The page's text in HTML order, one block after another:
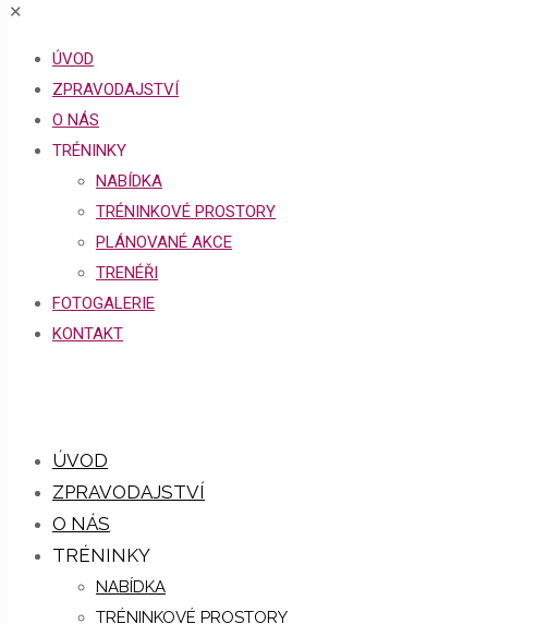
✕
ÚVOD
ZPRAVODAJSTVÍ
O NÁS
TRÉNINKY
NABÍDKA
TRÉNINKOVÉ PROSTORY
PLÁNOVANÉ AKCE
TRENÉŘI
FOTOGALERIE
KONTAKT
ÚVOD
ZPRAVODAJSTVÍ
O NÁS
TRÉNINKY
NABÍDKA
TRÉNINKOVÉ PROSTORY